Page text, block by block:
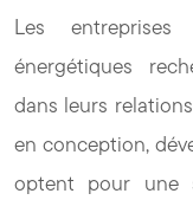
Les
énergétiques
dans leurs
en conception,
optent pour une